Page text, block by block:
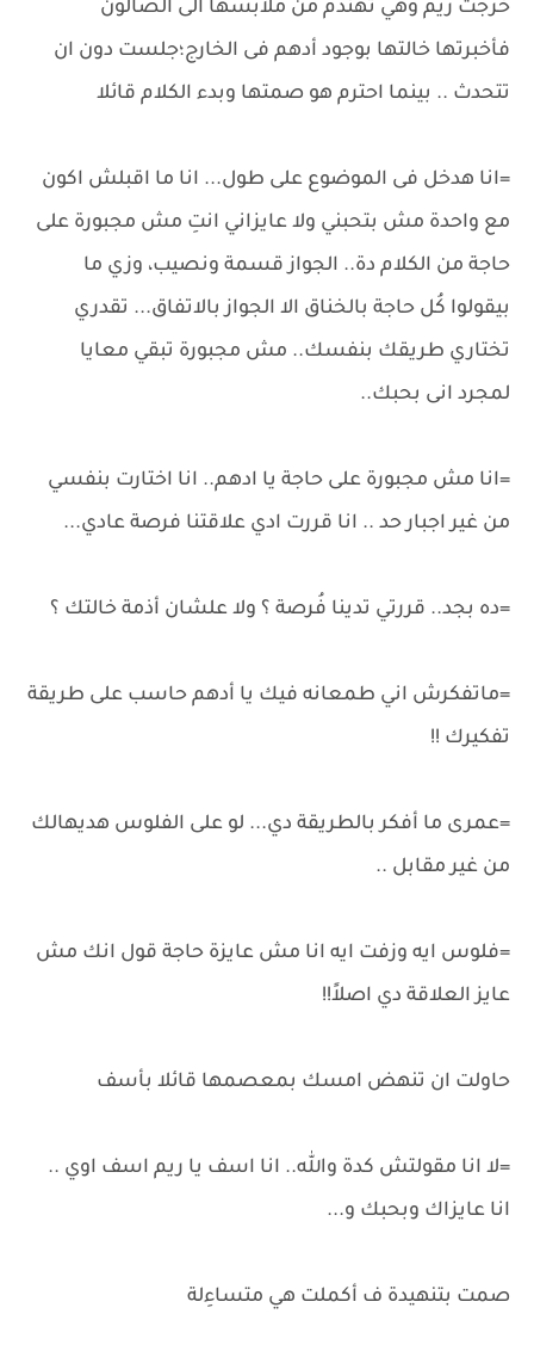
خرجت ريم وهي تُهندم من ملابسها الى الصالون
فأخبرتها خالتها بوجود أدهم فى الخارج؛جلست دون ان
تتحدث .. بينما احترم هو صمتها وبدء الكلام قائلا
=انا هدخل فى الموضوع على طول... انا ما اقبلش اكون
مع واحدة مش بتحبني ولا عايزاني انتِ مش مجبورة على
حاجة من الكلام دة.. الجواز قسمة ونصيب، وزي ما
بيقولوا كُل حاجة بالخناق الا الجواز بالاتفاق... تقدري
تختاري طريقك بنفسك.. مش مجبورة تبقي معايا
لمجرد انى بحبك..
=انا مش مجبورة على حاجة يا ادهم.. انا اختارت بنفسي
من غير اجبار حد .. انا قررت ادي علاقتنا فرصة عادي...
=ده بجد.. قررتي تدينا فُرصة ؟ ولا علشان أذمة خالتك ؟
=ماتفكرش اني طمعانه فيك يا أدهم حاسب على طريقة
تفكيرك !!
=عمرى ما أفكر بالطريقة دي... لو على الفلوس هديهالك
من غير مقابل ..
=فلوس ايه وزفت ايه انا مش عايزة حاجة قول انك مش
عايز العلاقة دي اصلاً!!
حاولت ان تنهض امسك بمعصمها قائلا بأسف
=لا انا مقولتش كدة والله.. انا اسف يا ريم اسف اوي ..
انا عايزاك وبحبك و...
صمت بتنهيدة ف أكملت هي متساءِلة